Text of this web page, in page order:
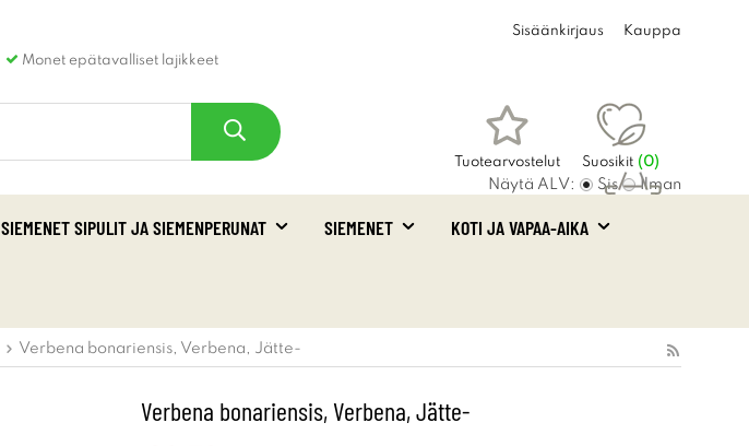
Monet epätavalliset lajikkeet
Sisäänkirjaus Kauppa
Tuotearvostelut Suosikit (0)
Ostoskori
Näytä ALV: Sis Ilman
SIEMENET SIPULIT JA SIEMENPERUNAT SIEMENET KOTI JA VAPAA-AIKA
Verbena bonariensis, Verbena, Jätte-
Verbena bonariensis, Verbena, Jätte-